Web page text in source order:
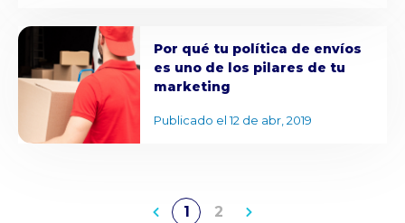
Publicado el 12 de abr, 2019
Por qué tu política de envíos
es uno de los pilares de tu
marketing
1 2